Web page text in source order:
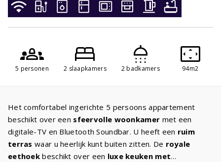
5 personen 2 slaapkamers 2 badkamers 94m2
Het comfortabel ingerichte 5 persoons appartement
beschikt over een sfeervolle woonkamer met een
digitale-TV en Bluetooth Soundbar. U heeft een ruim
terras waar u heerlijk kunt buiten zitten. De royale
eethoek beschikt over een luxe keuken met